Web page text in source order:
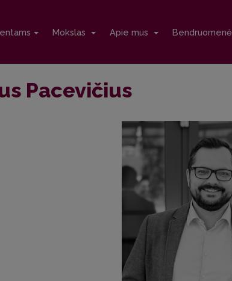
Mokslas Apie mus Bendruomenė
Pacevičius